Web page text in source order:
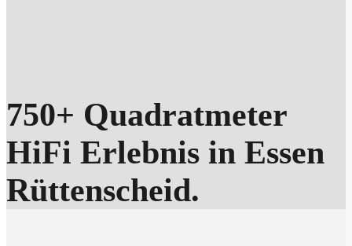
750+ Quadratmeter
HiFi Erlebnis in Essen
Rüttenscheid.